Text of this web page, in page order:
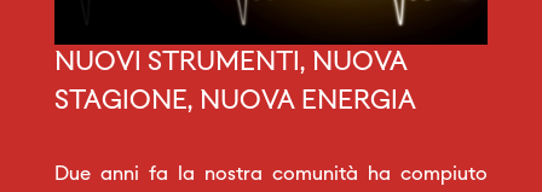
NUOVI STRUMENTI, NUOVA
STAGIONE, NUOVA ENERGIA
Due anni fa la nostra comunità ha compiuto